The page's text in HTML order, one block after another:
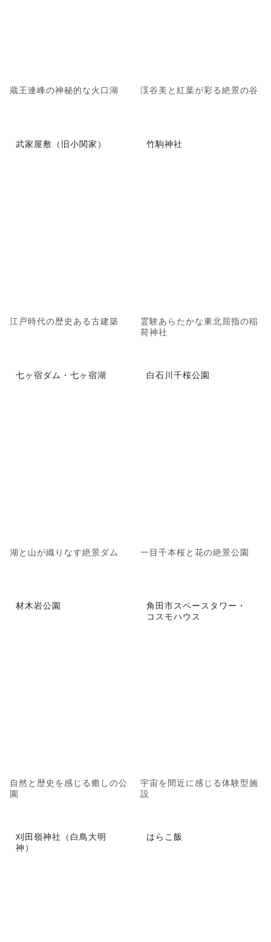
蔵王連峰の神秘的な火口湖 渓谷美と紅葉が彩る絶景の谷
武家屋敷（旧小関家）
江戸時代の歴史ある古建築
竹駒神社
霊験あらたかな東北屈指の稲
荷神社
七ヶ宿ダム・七ヶ宿湖
湖と山が織りなす絶景ダム
白石川千桜公園
一目千本桜と花の絶景公園
材木岩公園
自然と歴史を感じる癒しの公
園
角田市スペースタワー・
コスモハウス
宇宙を間近に感じる体験型施
設
刈田嶺神社（白鳥大明
神）
はらこ飯